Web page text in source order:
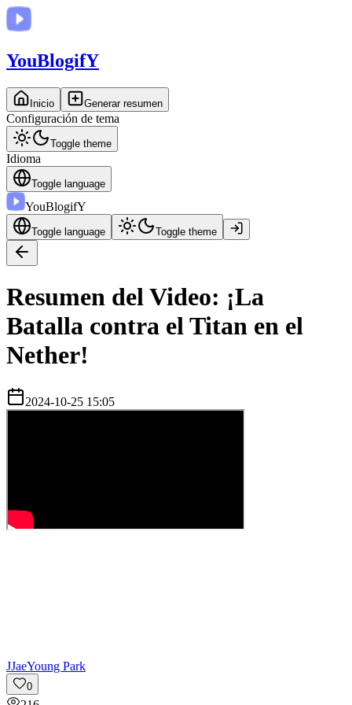
YouBlogifY
Inicio Generar resumen
Configuración de tema
Toggle theme
Idioma
Toggle language
YouBlogifY
Toggle language Toggle theme
Resumen del Video: ¡La
Batalla contra el Titan en el
Nether!
2024-10-25 15:05
JJaeYoung Park
0